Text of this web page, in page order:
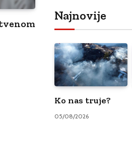
Najnovije
Ko nas truje?
05/08/2026